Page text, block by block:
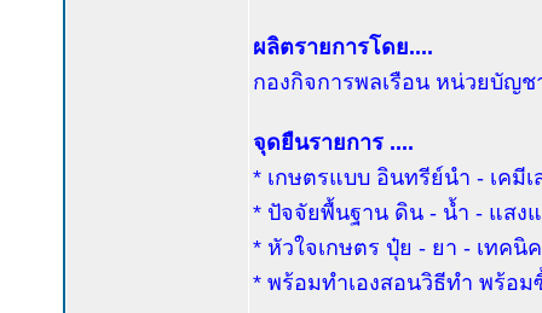
ผลิตรายการโดย....
กองกิจการพลเรือน หน่วยบัญ
จุดยืนรายการ ....
* เกษตรแบบ อินทรีย์นำ - เคมีเ
* ปัจจัยพื้นฐาน ดิน - น้ำ - แสง
* หัวใจเกษตร ปุ๋ย - ยา - เทค
* พร้อมทำเองสอนวิธีทำ พร้อ